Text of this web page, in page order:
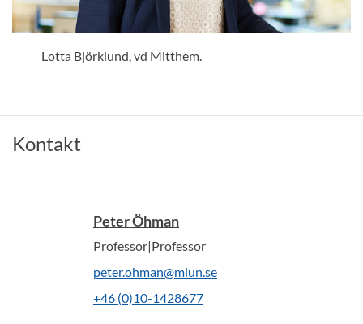
Lotta Björklund, vd Mitthem.
Kontakt
Peter Öhman
Professor|Professor
peter.ohman@miun.se
+46 (0)10-1428677